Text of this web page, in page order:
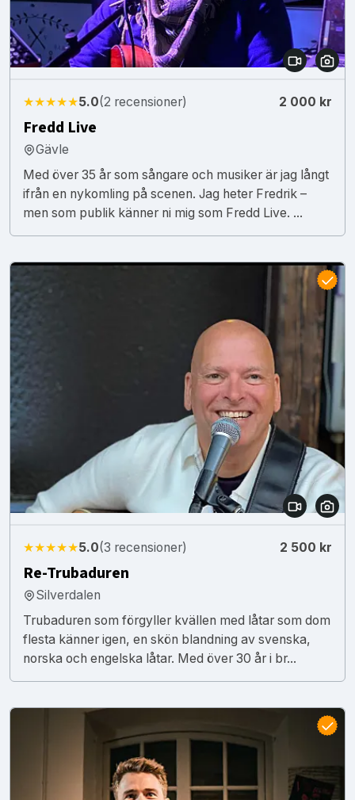
★★★★★5.0(2 recensioner) 2 000 kr
Fredd Live
Gävle
Med över 35 år som sångare och musiker är jag långt
ifrån en nykomling på scenen. Jag heter Fredrik –
men som publik känner ni mig som Fredd Live. ...
★★★★★5.0(3 recensioner) 2 500 kr
Re-Trubaduren
Silverdalen
Trubaduren som förgyller kvällen med låtar som dom
flesta känner igen, en skön blandning av svenska,
norska och engelska låtar. Med över 30 år i br...